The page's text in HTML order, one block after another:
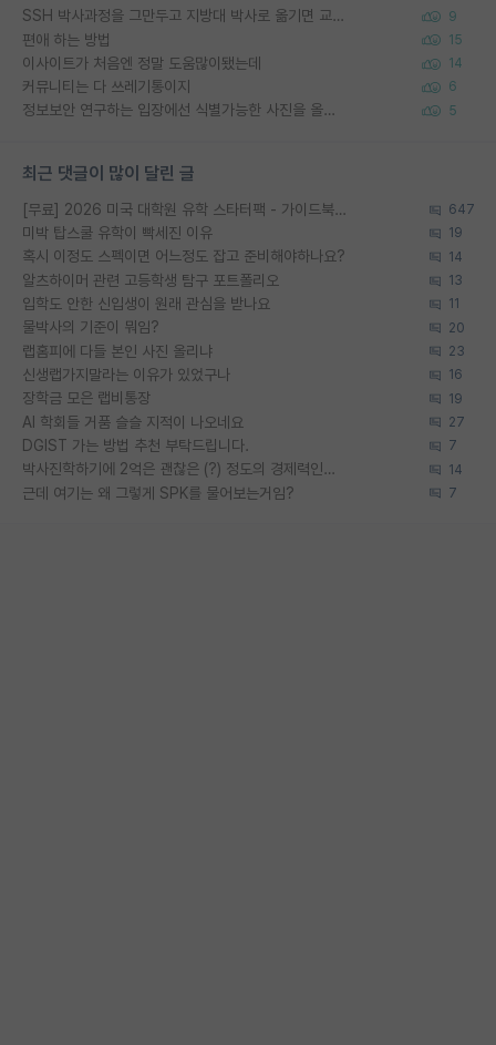
SSH 박사과정을 그만두고 지방대 박사로 옮기면 교수의 꿈은 끝일까요? 9
편애 하는 방법 15
이사이트가 처음엔 정말 도움많이됐는데 14
커뮤니티는 다 쓰레기통이지 6
정보보안 연구하는 입장에선 식별가능한 사진을 올리는건 비추이긴함 5
최근 댓글이 많이 달린 글
[무료] 2026 미국 대학원 유학 스타터팩 - 가이드북 & 합격자 컨택메일 템플릿 647
미박 탑스쿨 유학이 빡세진 이유 19
혹시 이정도 스펙이면 어느정도 잡고 준비해야하나요? 14
알츠하이머 관련 고등학생 탐구 포트폴리오 13
입학도 안한 신입생이 원래 관심을 받나요 11
물박사의 기준이 뭐임? 20
랩홈피에 다들 본인 사진 올리냐 23
신생랩가지말라는 이유가 있었구나 16
장학금 모은 랩비통장 19
AI 학회들 거품 슬슬 지적이 나오네요 27
DGIST 가는 방법 추천 부탁드립니다. 7
박사진학하기에 2억은 괜찮은 (?) 정도의 경제력인가요 14
근데 여기는 왜 그렇게 SPK를 물어보는거임? 7